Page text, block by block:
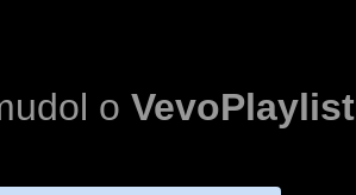
o VevoPlaylist